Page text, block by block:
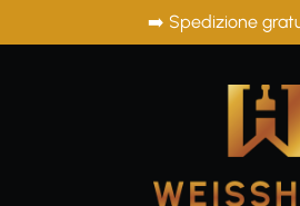
➡️ Spedizione